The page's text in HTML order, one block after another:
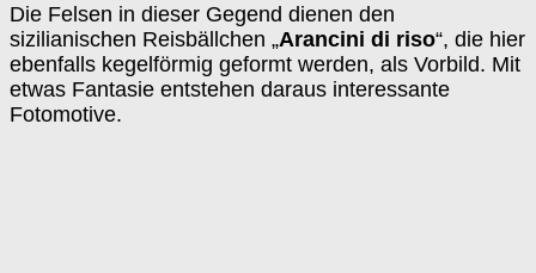
Die Felsen in dieser Gegend dienen den
sizilianischen Reisbällchen „Arancini di riso“, die hier
ebenfalls kegelförmig geformt werden, als Vorbild. Mit
etwas Fantasie entstehen daraus interessante
Fotomotive.